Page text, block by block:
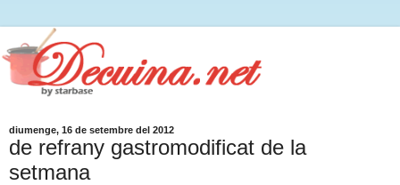
diumenge, 16 de setembre del 2012
de refrany gastromodificat de la
setmana